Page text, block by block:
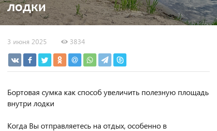
лодки
3 июня 2025 3834
Бортовая сумка как способ увеличить полезную площадь
внутри лодки
Когда Вы отправляетесь на отдых, особенно в